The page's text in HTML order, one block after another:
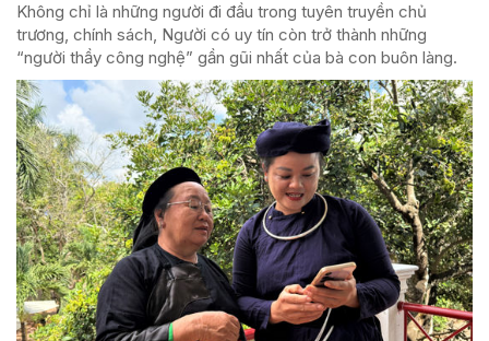
Không chỉ là những người đi đầu trong tuyên truyền chủ
trương, chính sách, Người có uy tín còn trở thành những
“người thầy công nghệ” gần gũi nhất của bà con buôn làng.